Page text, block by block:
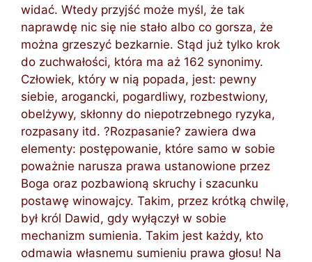
widać. Wtedy przyjść może myśl, że tak
naprawdę nic się nie stało albo co gorsza, że
można grzeszyć bezkarnie. Stąd już tylko krok
do zuchwałości, która ma aż 162 synonimy.
Człowiek, który w nią popada, jest: pewny
siebie, arogancki, pogardliwy, rozbestwiony,
obelżywy, skłonny do niepotrzebnego ryzyka,
rozpasany itd. ?Rozpasanie? zawiera dwa
elementy: postępowanie, które samo w sobie
poważnie narusza prawa ustanowione przez
Boga oraz pozbawioną skruchy i szacunku
postawę winowajcy. Takim, przez krótką chwilę,
był król Dawid, gdy wyłączył w sobie
mechanizm sumienia. Takim jest każdy, kto
odmawia własnemu sumieniu prawa głosu! Na